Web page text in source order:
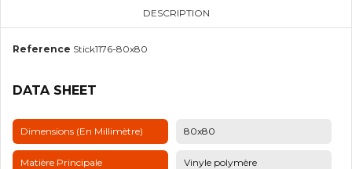
DESCRIPTION
Reference Stick1176-80x80
DATA SHEET
Dimensions (en Millimètre) 80x80
Matière Principale Vinyle polymère